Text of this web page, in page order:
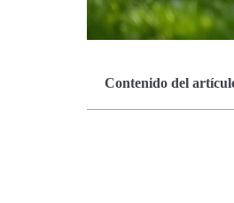
Contenido del